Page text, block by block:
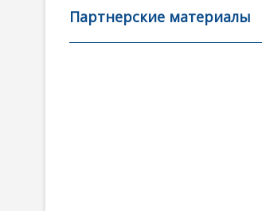
b
o
er l
а
в
Партнерские материалы